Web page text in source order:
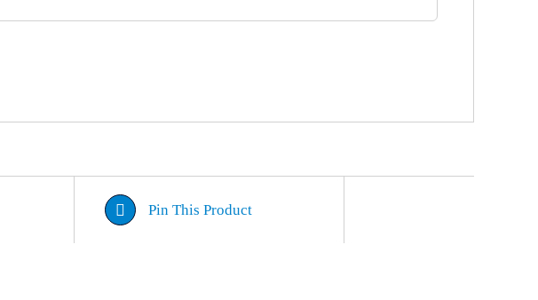
Pin This Product